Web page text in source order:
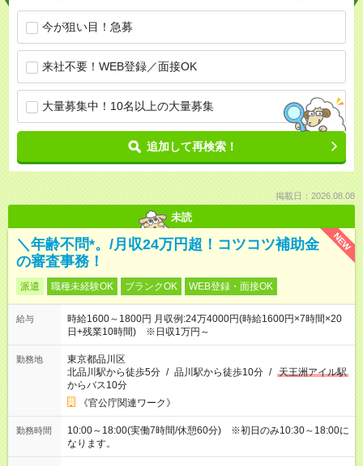
今が狙い目！急募
来社不要！WEB登録／面接OK
大量募集中！10名以上の大量募集
追加して再検索！
掲載日：2026.08.08
未読
NEW
＼年齢不問*。/月収24万円超！コツコツ補助金
の審査事務！
派遣 職種未経験OK ブランクOK WEB登録・面接OK
給与
時給1600～1800円 月収例:24万4000円(時給1600円×7時間×20
日+残業10時間) ※日収1万円～
勤務地
東京都品川区
北品川駅から徒歩5分 / 品川駅から徒歩10分 / 天王洲アイル駅
からバス10分
《官公庁関連ワーク》
勤務時間
10:00～18:00(実働7時間/休憩60分) ※初日のみ10:30～18:00に
なります。